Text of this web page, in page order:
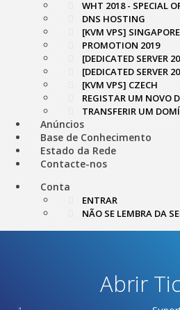
WHT 2018 - SPECIAL
DNS HOSTING
[KVM VPS] SINGAPORE
PROMOTION 2019
[DEDICATED SERVER
[DEDICATED SERVER
[KVM VPS] CZECH
REGISTAR UM NOVO
TRANSFERIR UM
Anúncios
Base de Conhecimento
Estado da Rede
Contacte-nos
Conta
ENTRAR
NÃO SE LEMBRA DA
Abrir